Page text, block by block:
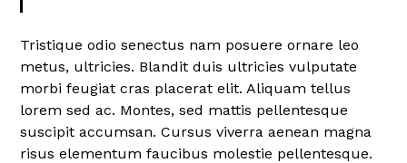
Tristique odio senectus nam posuere ornare leo
metus, ultricies. Blandit duis ultricies vulputate
morbi feugiat cras placerat elit. Aliquam tellus
lorem sed ac. Montes, sed mattis pellentesque
suscipit accumsan. Cursus viverra aenean magna
risus elementum faucibus molestie pellentesque.